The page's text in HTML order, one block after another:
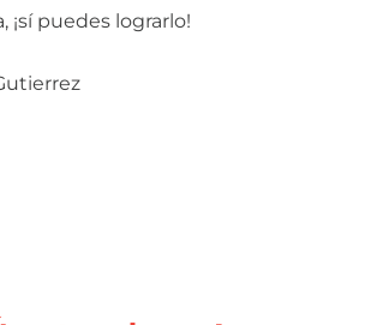
¡sí puedes lograrlo!